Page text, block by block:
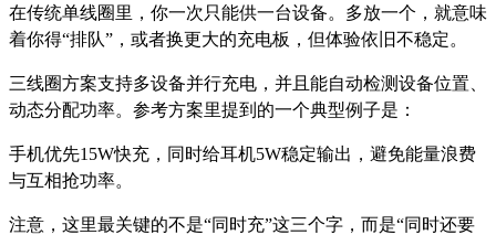
在传统单线圈里，你一次只能供一台设备。多放一个，就意味
着你得“排队”，或者换更大的充电板，但体验依旧不稳定。
三线圈方案支持多设备并行充电，并且能自动检测设备位置、
动态分配功率。参考方案里提到的一个典型例子是：
手机优先15W快充，同时给耳机5W稳定输出，避免能量浪费
与互相抢功率。
注意，这里最关键的不是“同时充”这三个字，而是“同时还要